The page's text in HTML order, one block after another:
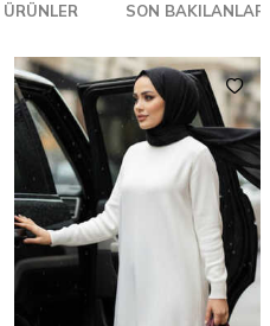
SON BAKILANLAR